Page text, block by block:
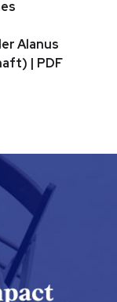
Alanus
| PDF